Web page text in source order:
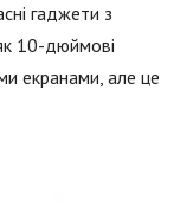
гаджети з
10-дюймові
екранами, але це